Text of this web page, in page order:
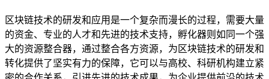
区块链技术的研发和应用是一个复杂而漫长的过程，需要大量
的资金、专业的人才和先进的技术支持，孵化器则如同一个强
大的资源整合器，通过整合各方资源，为区块链技术的研发和
转化提供了坚实有力的保障，它可以与高校、科研机构建立紧